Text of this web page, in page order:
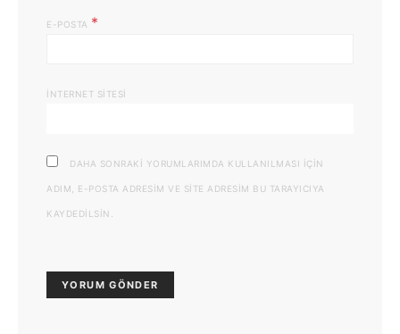
E-POSTA *
İNTERNET SITESI
DAHA SONRAKI YORUMLARIMDA KULLANILMASI IÇIN
ADIM, E-POSTA ADRESIM VE SITE ADRESIM BU TARAYICIYA
KAYDEDILSIN.